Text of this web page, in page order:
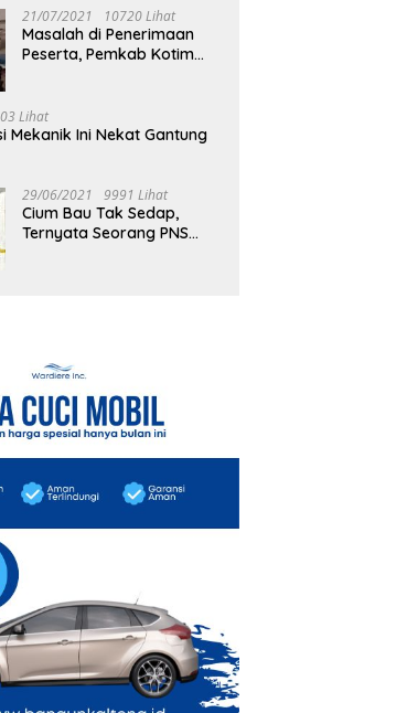
21/07/2021 10720 Lihat
Masalah di Penerimaan
Peserta, Pemkab Kotim
Lihat
Mekanik Ini Nekat Gantung
29/06/2021 9991 Lihat
Cium Bau Tak Sedap,
Ternyata Seorang PNS